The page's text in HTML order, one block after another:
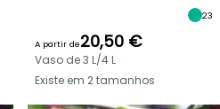
23
A partir de20,50 €
Vaso de 3 L/4 L
Existe em 2 tamanhos